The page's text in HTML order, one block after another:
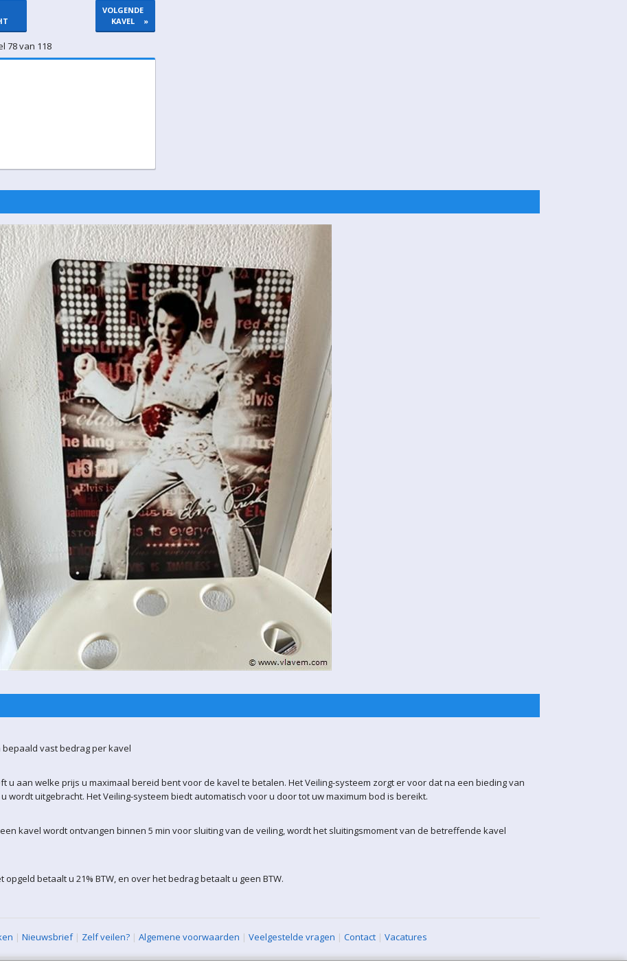
VOLGENDE
KAVEL
»
78 van 118
vast bedrag per kavel
u aan welke prijs u maximaal bereid bent voor de kavel te betalen. Het Veiling-systeem zorgt er voor dat na een bieding van
uitgebracht. Het Veiling-systeem biedt automatisch voor u door tot uw maximum bod is bereikt.
kavel wordt ontvangen binnen 5 min voor sluiting van de veiling, wordt het sluitingsmoment van de betreffende kavel
betaalt u 21% BTW, en over het bedrag betaalt u geen BTW.
| Nieuwsbrief| Zelf veilen? | Algemene voorwaarden | Veelgestelde vragen | Contact | Vacatures